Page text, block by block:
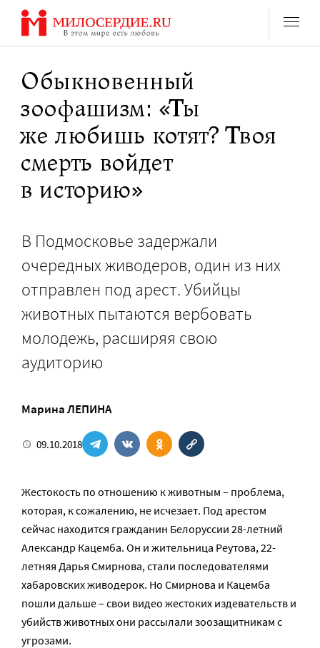
Перейти
содержанию
Обыкновенный
зоофашизм: «Ты
же любишь котят? Твоя
смерть войдет
в историю»
В Подмосковье задержали
очередных живодеров, один из них
отправлен под арест. Убийцы
животных пытаются вербовать
молодежь, расширяя свою
аудиторию
Марина ЛЕПИНА
09.10.2018
Жестокость по отношению к животным – проблема,
которая, к сожалению, не исчезает. Под арестом
сейчас находится гражданин Белоруссии 28-летний
Александр Кацемба. Он и жительница Реутова, 22-
летняя Дарья Смирнова, стали последователями
хабаровских живодерок. Но Смирнова и Кацемба
пошли дальше – свои видео жестоких издевательств и
убийств животных они рассылали зоозащитникам с
угрозами.